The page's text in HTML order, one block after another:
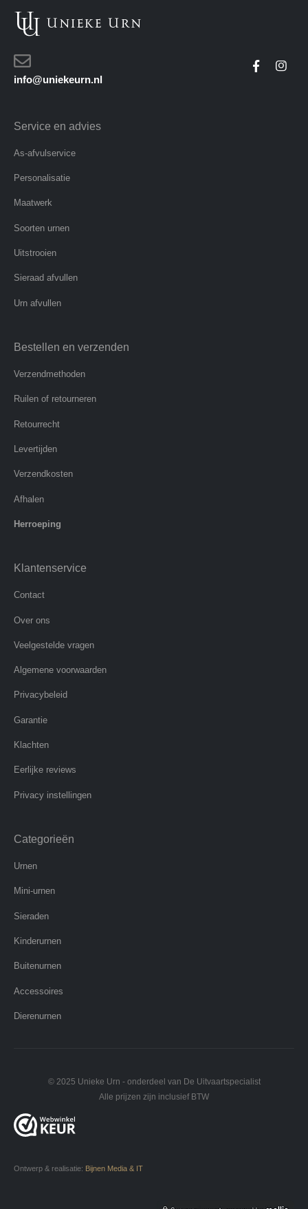
info@uniekeurn.nl
Service en advies
As-afvulservice
Personalisatie
Maatwerk
Soorten urnen
Uitstrooien
Sieraad afvullen
Urn afvullen
Bestellen en verzenden
Verzendmethoden
Ruilen of retourneren
Retourrecht
Levertijden
Verzendkosten
Afhalen
Herroeping
Klantenservice
Contact
Over ons
Veelgestelde vragen
Algemene voorwaarden
Privacybeleid
Garantie
Klachten
Eerlijke reviews
Privacy instellingen
Categorieën
Urnen
Mini-urnen
Sieraden
Kinderurnen
Buitenurnen
Accessoires
Dierenurnen
© 2025 Unieke Urn - onderdeel van De Uitvaartspecialist
Alle prijzen zijn inclusief BTW
Ontwerp & realisatie: Bijnen Media & IT